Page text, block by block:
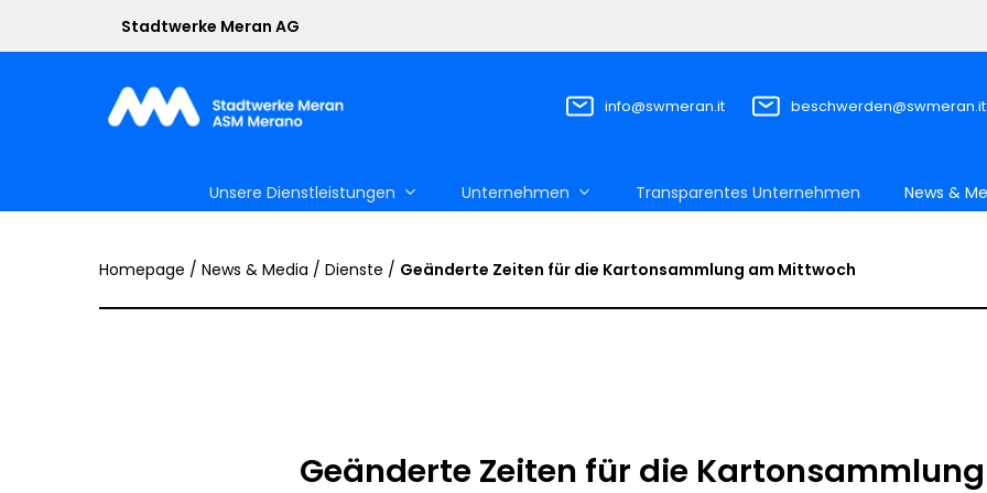
Stadtwerke Meran AG
info@swmeran.it beschwerden@swmeran.it
Unsere Dienstleistungen Unternehmen Transparentes Unternehmen News &
Homepage / News & Media / Dienste / Geänderte Zeiten für die Kartonsammlung am Mittwoch
Geänderte Zeiten für die